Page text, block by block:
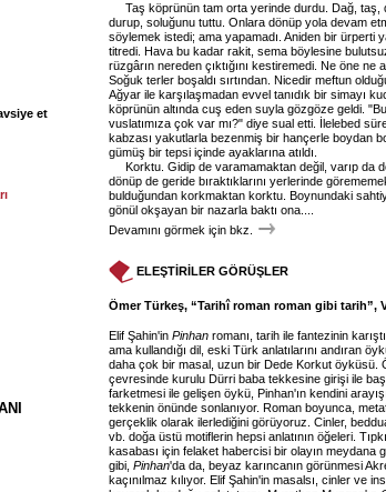
et
Taş köprünün tam orta yerinde durdu. Dağ,
durup, soluğunu tuttu. Onlara dönüp yola devam
söylemek istedi; ama yapamadı. Aniden bir ürperti
titredi. Hava bu kadar rakit, sema böylesine
rüzgârın nereden çıktığını kestiremedi. Ne öne ne
Soğuk terler boşaldı sırtından. Nicedir meftun
Ağyar ile karşılaşmadan evvel tanıdık bir simayı
köprünün altında cuş eden suyla gözgöze geldi.
vuslatımıza çok var mı?" diye sual etti. İlelebed
kabzası yakutlarla bezenmiş bir hançerle boydan
gümüş bir tepsi içinde ayaklarına atıldı.
Korktu. Gidip de varamamaktan değil, varıp da
dönüp de geride bıraktıklarını yerlerinde
bulduğundan korkmaktan korktu. Boynundaki
gönül okşayan bir nazarla baktı ona....
Devamını görmek için bkz.
ELEŞTİRİLER GÖRÜŞLER
Ömer Türkeş, “Tarihî roman roman gibi tarih”,
Elif Şahin'in Pinhan romanı, tarih ile fantezinin
ama kullandığı dil, eski Türk anlatılarını andıran
daha çok bir masal, uzun bir Dede Korkut öyküsü.
çevresinde kurulu Dürri baba tekkesine girişi ile
farketmesi ile gelişen öykü, Pinhan'ın kendini
tekkenin önünde sonlanıyor. Roman boyunca,
gerçeklik olarak ilerlediğini görüyoruz. Cinler,
vb. doğa üstü motiflerin hepsi anlatının öğeleri. Tıpkı
kasabası için felaket habercisi bir olayın meydana
gibi, Pinhan'da da, beyaz karıncanın görünmesi
kaçınılmaz kılıyor. Elif Şahin'in masalsı, cinler ve